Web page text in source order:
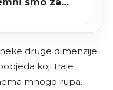
druge dimenzije.
koji traje
mnogo rupa.